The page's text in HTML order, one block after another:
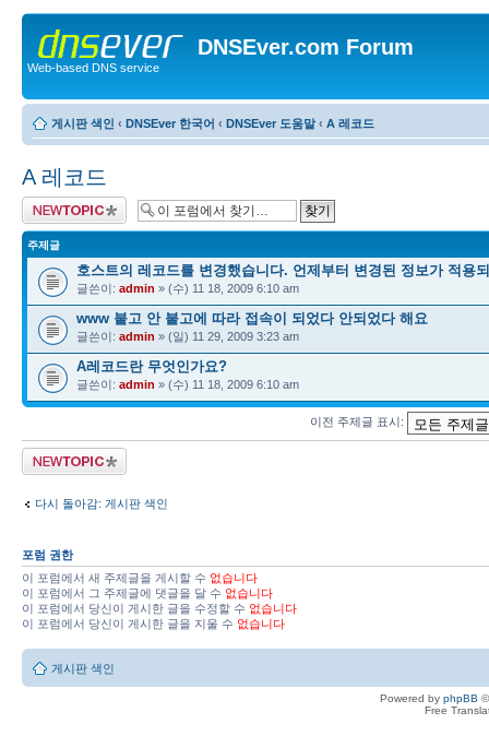
DNSEver.com Forum
Web-based DNS service
게시판 색인 ‹ DNSEver 한국어 ‹ DNSEver 도움말 ‹ A 레코드
A 레코드
새 주제글 올리기
주제글
호스트의 레코드를 변경했습니다. 언제부터 변경된 정보가 적용
글쓴이: admin » (수) 11 18, 2009 6:10 am
www 붙고 안 붙고에 따라 접속이 되었다 안되었다 해요
글쓴이: admin » (일) 11 29, 2009 3:23 am
A레코드란 무엇인가요?
글쓴이: admin » (수) 11 18, 2009 6:10 am
이전 주제글 표시:
새 주제글 올리기
다시 돌아감: 게시판 색인
포럼 권한
이 포럼에서 새 주제글을 게시할 수 없습니다
이 포럼에서 그 주제글에 댓글을 달 수 없습니다
이 포럼에서 당신이 게시한 글을 수정할 수 없습니다
이 포럼에서 당신이 게시한 글을 지울 수 없습니다
게시판 색인
Powered by phpBB
Free